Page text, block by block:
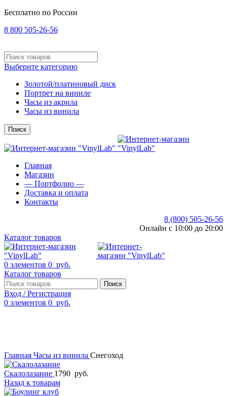
Бесплатно по России
8 800 505-26-56
Выберите категорию
Золотой/платиновый диск
Портрет на виниле
Часы из акрила
Часы из винила
Поиск
Главная
Магазин
— Портфолио —
Доставка и оплата
Контакты
8 (800) 505-26-56
Онлайн с 10:00 до 20:00
Каталог товаров
0 элементов 0 руб.
Каталог товаров
Поиск
Вход / Регистрация
0 элементов 0 руб.
Главная Часы из винила Снегоход
Скалолазание 1790 руб.
Назад к товарам